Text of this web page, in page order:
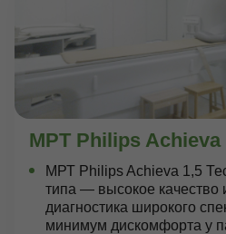
МРТ Philips Achieva
МРТ Philips Achieva 1,5
типа — высокое качество
диагностика широкого
минимум дискомфорта у